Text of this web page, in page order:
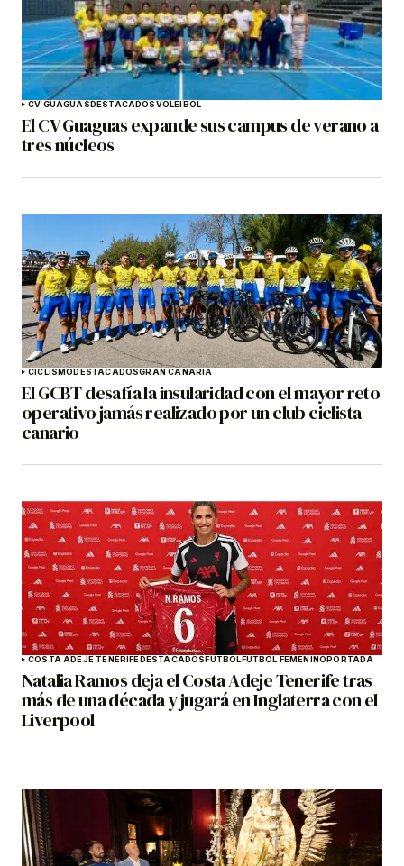
CV GUAGUASDESTACADOSVOLEIBOL
El CV Guaguas expande sus campus de verano a
tres núcleos
CICLISMODESTACADOSGRAN CANARIA
El GCBT desafía la insularidad con el mayor reto
operativo jamás realizado por un club ciclista
canario
COSTA ADEJE TENERIFEDESTACADOSFÚTBOLFÚTBOL FEMENINOPORTADA
Natalia Ramos deja el Costa Adeje Tenerife tras
más de una década y jugará en Inglaterra con el
Liverpool